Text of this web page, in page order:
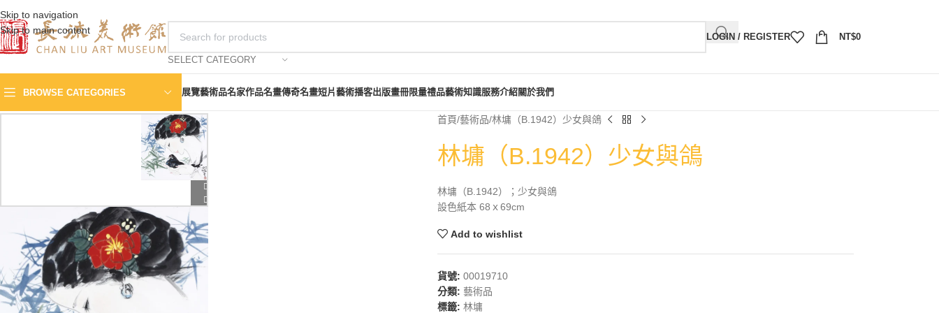
Skip to navigation
Skip to main content
SELECT CATEGORY
LOGIN / REGISTER NT$0
BROWSE CATEGORIES 展覽藝術品名家作品名畫傳奇名畫短片藝術播客出版畫冊限量禮品藝術知識服務介紹關於我們
首頁 藝術品 林墉（B.1942）少女與鴿
林墉（B.1942）少女與鴿
林墉（B.1942）；少女與鴿
設色紙本 68ｘ69cm
Add to wishlist
貨號: 00019710
分類: 藝術品
標籤: 林墉